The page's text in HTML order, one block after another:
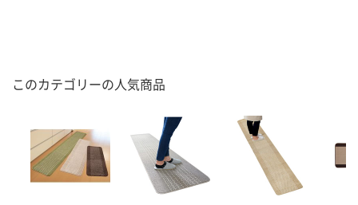
このカテゴリーの人気商品